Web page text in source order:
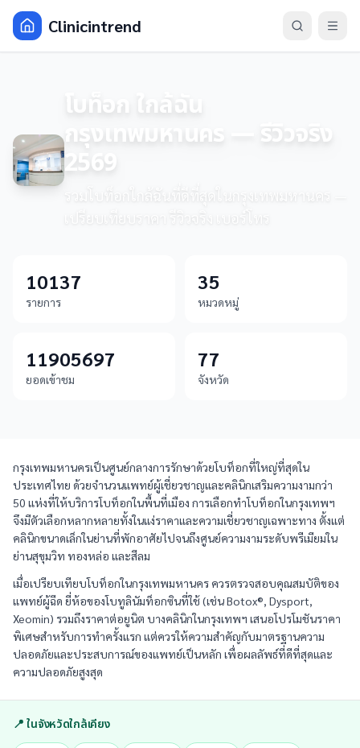
Clinicintrend
โบท็อก ใกล้ฉัน
กรุงเทพมหานคร — รีวิวจริง
2569
รวมโบท็อกใกล้ฉันที่ดีที่สุดในกรุงเทพมหานคร —
เปรียบเทียบราคา รีวิวจริง เบอร์โทร
10137
รายการ
35
หมวดหมู่
11905697
ยอดเข้าชม
77
จังหวัด
กรุงเทพมหานครเป็นศูนย์กลางการรักษาด้วยโบท็อกที่ใหญ่ที่สุดใน
ประเทศไทย ด้วยจำนวนแพทย์ผู้เชี่ยวชาญและคลินิกเสริมความงามกว่า
50 แห่งที่ให้บริการโบท็อกในพื้นที่เมือง การเลือกทำโบท็อกในกรุงเทพฯ
จึงมีตัวเลือกหลากหลายทั้งในแง่ราคาและความเชี่ยวชาญเฉพาะทาง ตั้งแต่
คลินิกขนาดเล็กในย่านที่พักอาศัยไปจนถึงศูนย์ความงามระดับพรีเมียมใน
ย่านสุขุมวิท ทองหล่อ และสีลม
เมื่อเปรียบเทียบโบท็อกในกรุงเทพมหานคร ควรตรวจสอบคุณสมบัติของ
แพทย์ผู้ฉีด ยี่ห้อของโบทูลินัมท็อกซินที่ใช้ (เช่น Botox®, Dysport,
Xeomin) รวมถึงราคาต่อยูนิต บางคลินิกในกรุงเทพฯ เสนอโปรโมชันราคา
พิเศษสำหรับการทำครั้งแรก แต่ควรให้ความสำคัญกับมาตรฐานความ
ปลอดภัยและประสบการณ์ของแพทย์เป็นหลัก เพื่อผลลัพธ์ที่ดีที่สุดและ
ความปลอดภัยสูงสุด
📍 ในจังหวัดใกล้เคียง